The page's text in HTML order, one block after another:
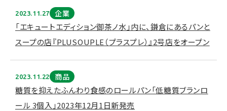
2023.11.27 企業
「エキュートエディション御茶ノ水」内に、鎌倉にあるパンと
スープの店『PLUSOUPLE（プラスプレ）』2号店をオープン
2023.11.22 商品
糖質を抑えたふんわり食感のロールパン「低糖質ブランロ
ール 3個入」2023年12月1日新発売